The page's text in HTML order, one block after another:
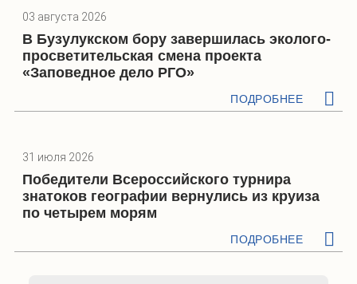
03 августа 2026
В Бузулукском бору завершилась эколого-
просветительская смена проекта
«Заповедное дело РГО»
ПОДРОБНЕЕ
31 июля 2026
Победители Всероссийского турнира
знатоков географии вернулись из круиза
по четырем морям
ПОДРОБНЕЕ